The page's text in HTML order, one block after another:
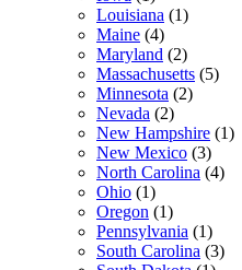
Louisiana (1)
Maine (4)
Maryland (2)
Massachusetts (5)
Minnesota (2)
Nevada (2)
New Hampshire (1)
New Mexico (3)
North Carolina (4)
Ohio (1)
Oregon (1)
Pennsylvania (1)
South Carolina (3)